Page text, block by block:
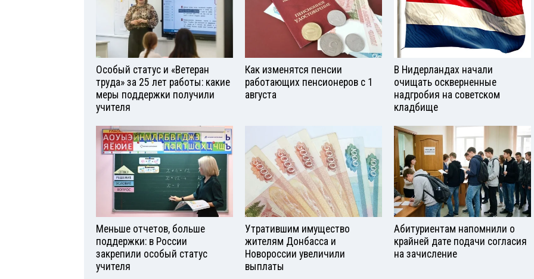
Особый статус и «Ветеран
труда» за 25 лет работы: какие
меры поддержки получили
учителя
Как изменятся пенсии
работающих пенсионеров с 1
августа
В Нидерландах начали
очищать оскверненные
надгробия на советском
кладбище
Меньше отчетов, больше
поддержки: в России
закрепили особый статус
учителя
Утратившим имущество
жителям Донбасса и
Новороссии увеличили
выплаты
Абитуриентам напомнили о
крайней дате подачи согласия
на зачисление